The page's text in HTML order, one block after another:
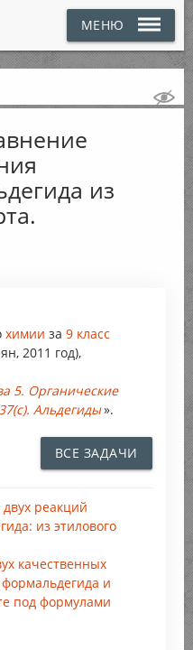
МЕНЮ
из
химии за 9 класс
2011 год),
5. Органические
Альдегиды».
ВСЕ ЗАДАЧИ
реакций
из этилового
качественных
и
под формулами